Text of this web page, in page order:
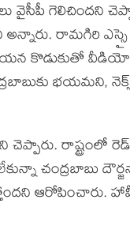
వైసీపీ గెలిచిందని
అన్నారు. రామగిరి
ఆయన కొడుకుతో
భయమని,
రాష్ట్రంలో
చంద్రబాబు